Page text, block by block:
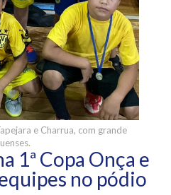
e Charrua, com grande
1ª Copa Onça e
no pódio